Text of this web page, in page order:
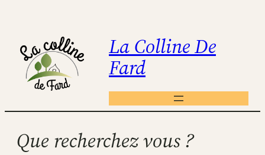
contenu
La Colline De
Fard
Que recherchez vous ?